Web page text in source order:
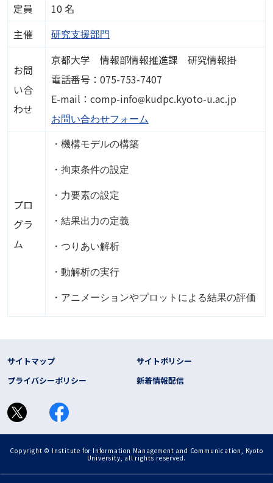
定員
10 名
主催
研究支援部門
お問
い合
わせ
京都大学 情報部情報推進課 研究情報掛
電話番号：075-753-7407
E-mail：comp-info画像kudpc.kyoto-u.ac.jp
お問い合わせフォーム
プロ
グラ
ム
・機構モデルの構築
・拘束条件の設定
・力要素の設定
・結果出力の定義
・つりあい解析
・動解析の実行
・アニメーションやプロットによる結果の評価
フッター リンク
サイトマップ
サイトポリシー
プライバシーポリシー
新着情報配信
Copyright © Institute for Information Management and Communication, Kyoto
University, all rights reserved.